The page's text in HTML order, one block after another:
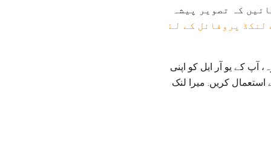
کہ تصویر پیشہ
لنکڈ پروفائل کے لۓ
آپ کے یو آر ایل کو اپنی
کریں. میرا لنک